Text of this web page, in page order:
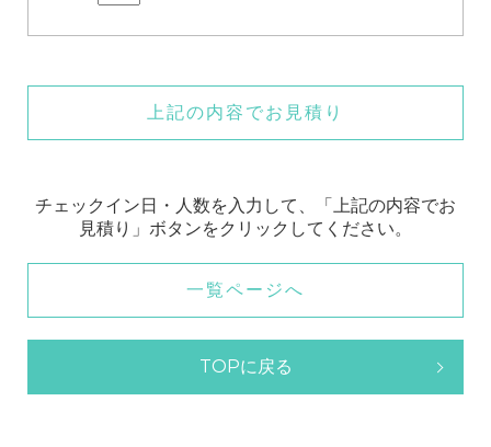
上記の内容でお見積り
チェックイン日・人数を入力して、「上記の内容でお
見積り」ボタンをクリックしてください。
一覧ページへ
TOPに戻る